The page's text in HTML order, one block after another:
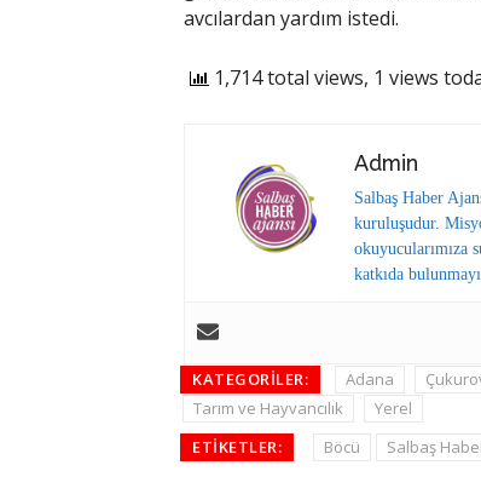
avcılardan yardım istedi.
1,714 total views, 1 views
Admin
Salbaş Haber
kuruluşudur.
okuyucularımıza
katkıda
KATEGORILER: Adana
Tarım ve Hayvancılık
Yerel
ETIKETLER:
Böcü Salbaş